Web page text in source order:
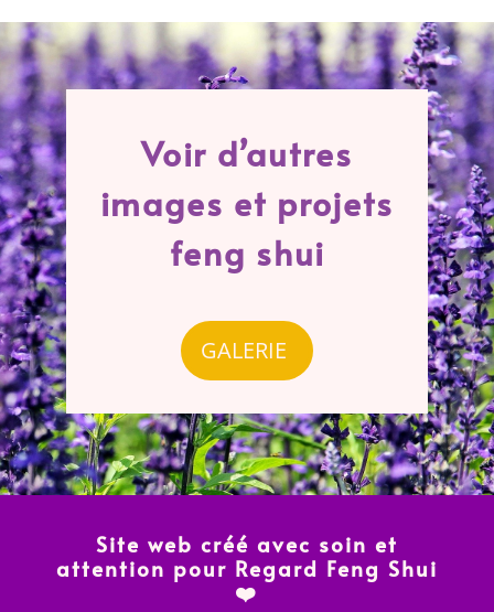
Voir d’autres
images et projets
feng shui
GALERIE
Site web créé avec soin et
attention pour Regard Feng Shui
❤️